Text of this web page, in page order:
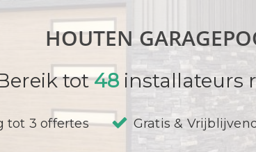
HOUTEN
tot48installateurs
tot 3 offertes Gratis & Vrijblijvend